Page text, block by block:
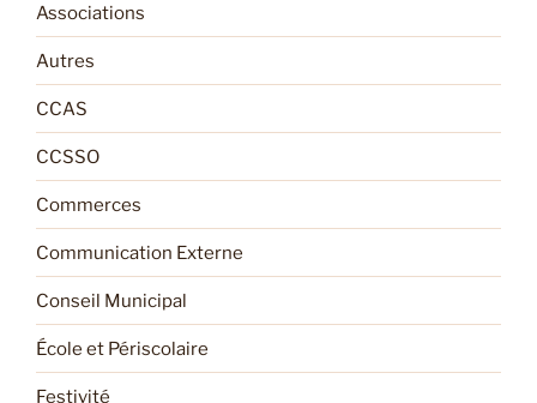
Associations
Autres
CCAS
CCSSO
Commerces
Communication Externe
Conseil Municipal
École et Périscolaire
Festivité